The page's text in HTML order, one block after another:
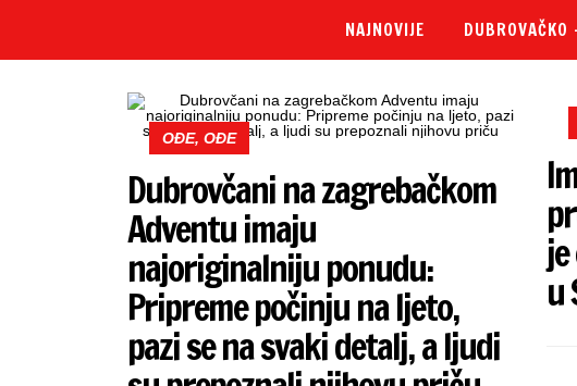
NAJNOVIJE DUBROVAČKO
OĐE, OĐE
Dubrovčani na zagrebačkom
Adventu imaju
najoriginalniju ponudu:
Pripreme počinju na ljeto,
pazi se na svaki detalj, a ljudi
u